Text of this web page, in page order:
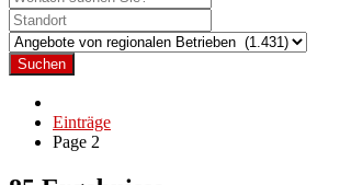
Suchen
Einträge
Page 2